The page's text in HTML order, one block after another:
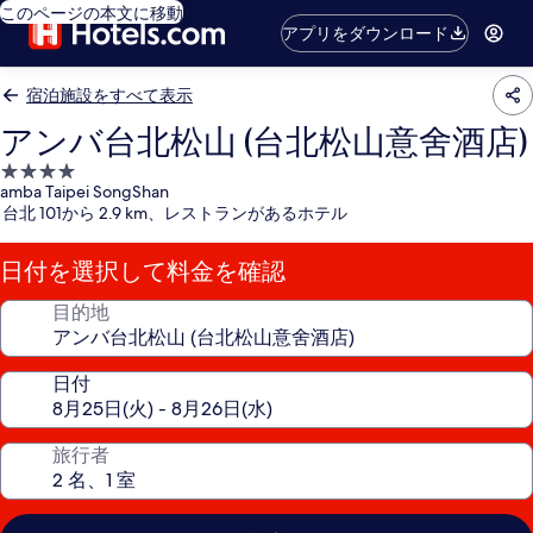
このページの本文に移動
アプリをダウンロード
宿泊施設をすべて表示
アンバ台北松山 (台北松山意舍酒店)
4.0
つ
星
宿
泊
施
amba Taipei SongShan
台北 101から 2.9 km、レストランがあるホテル
日付を選択して料金を確認
目的地
日付
旅行者